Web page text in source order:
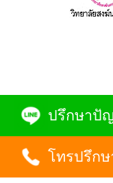
ปรึกษาปั
โทรปรึก